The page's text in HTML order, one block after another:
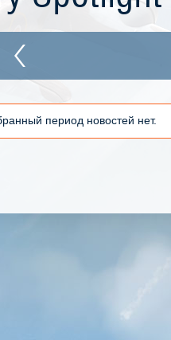
период новостей нет.